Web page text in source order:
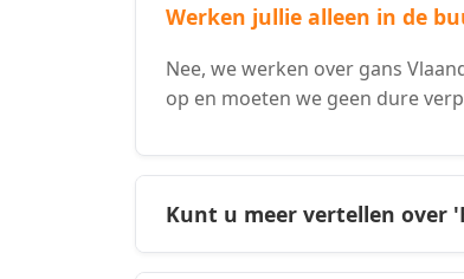
Werken jullie alleen in de
Nee, we werken over gans
op en moeten we geen dure
Kunt u meer vertellen over